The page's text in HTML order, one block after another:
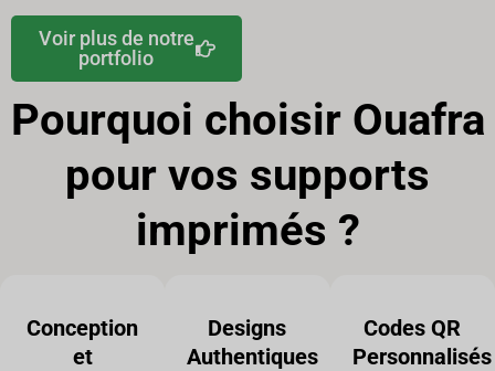
Voir plus de notre
portfolio
Pourquoi choisir Ouafra
pour vos supports
imprimés ?
Conception
et
Designs
Authentiques
Codes QR
Personnalisés